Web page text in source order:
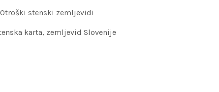
Otroški stenski zemljevidi
karta, zemljevid Slovenije